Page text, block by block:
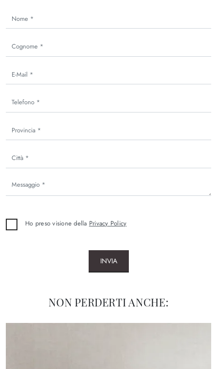
Ho preso visione della Privacy Policy
INVIA
NON PERDERTI ANCHE: